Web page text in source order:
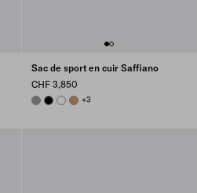
Sac de sport en cuir Saffiano
CHF 3,850
BAMBOO/CORK BEIGE
BLACKWHITECARAMEL
+3